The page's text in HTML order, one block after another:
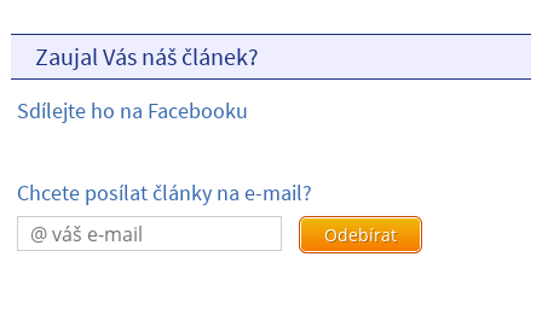
Zaujal Vás náš článek?
Sdílejte ho na Facebooku
Chcete posílat články na e-mail?